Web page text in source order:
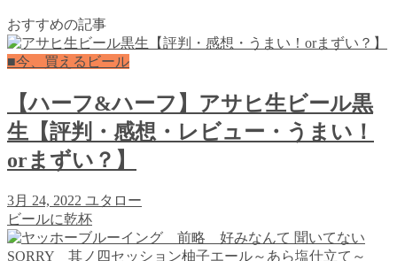
おすすめの記事
■今、買えるビール
【ハーフ&ハーフ】アサヒ生ビール黒
生【評判・感想・レビュー・うまい！
orまずい？】
3月 24, 2022 ユタロー
ビールに乾杯